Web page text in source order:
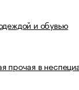
и обувью
прочая в